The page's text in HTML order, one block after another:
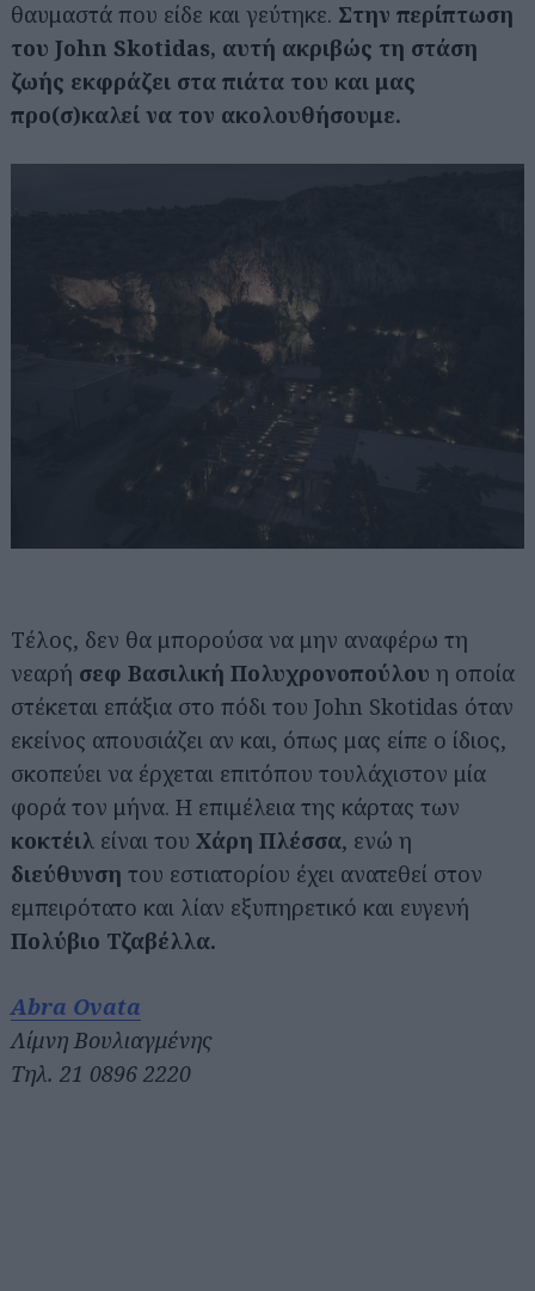
θαυμαστά που είδε και γεύτηκε. Στην περίπτωση
του John Skotidas, αυτή ακριβώς τη στάση
ζωής εκφράζει στα πιάτα του και μας
προ(σ)καλεί να τον ακολουθήσουμε.
Τέλος, δεν θα μπορούσα να μην αναφέρω τη
νεαρή σεφ Βασιλική Πολυχρονοπούλου η οποία
στέκεται επάξια στο πόδι του John Skotidas όταν
εκείνος απουσιάζει αν και, όπως μας είπε ο ίδιος,
σκοπεύει να έρχεται επιτόπου τουλάχιστον μία
φορά τον μήνα. Η επιμέλεια της κάρτας των
κοκτέιλ είναι του Χάρη Πλέσσα, ενώ η
διεύθυνση του εστιατορίου έχει ανατεθεί στον
εμπειρότατο και λίαν εξυπηρετικό και ευγενή
Πολύβιο Τζαβέλλα.
Abra Ovata
Λίμνη Βουλιαγμένης
Τηλ. 21 0896 2220